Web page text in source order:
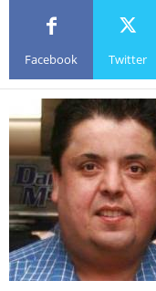
Facebook Twitter